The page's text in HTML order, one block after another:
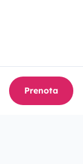
Prenota